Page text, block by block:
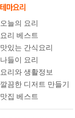
오늘의 요리
요리 베스트
맛있는 간식요리
나들이 요리
요리와 생활정보
깔끔한 디저트 만들기
맛집 베스트